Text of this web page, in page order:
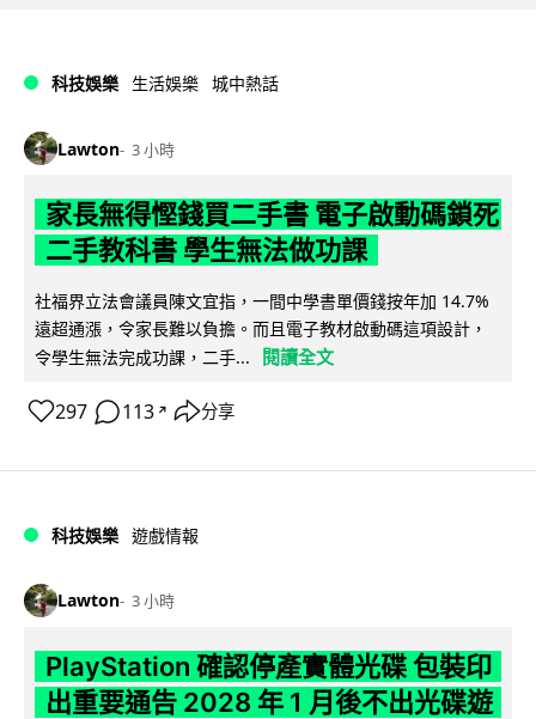
科技娛樂 生活娛樂 城中熱話
Lawton 3 小時
家長無得慳錢買二手書 電子啟動碼鎖死
二手教科書 學生無法做功課
社福界立法會議員陳文宜指，一間中學書單價錢按年加 14.7%
遠超通漲，令家長難以負擔。而且電子教材啟動碼這項設計，
令學生無法完成功課，二手...
閱讀全文
297 113 ↗ 分享
科技娛樂 遊戲情報
Lawton 3 小時
PlayStation 確認停產實體光碟 包裝印
出重要通告 2028 年 1 月後不出光碟遊